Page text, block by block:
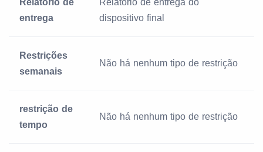
Relatório de
entrega
Relatório de entrega do
dispositivo final
Restrições
semanais
Não há nenhum tipo de restrição
restrição de
tempo
Não há nenhum tipo de restrição